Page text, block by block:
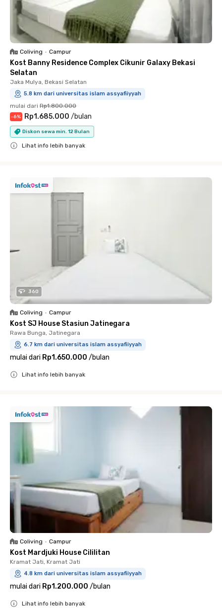
Coliving • Campur
Kost Banny Residence Complex Cikunir Galaxy Bekasi
Selatan
Jaka Mulya, Bekasi Selatan
5.8 km dari universitas islam assyafiiyyah
mulai dari Rp1.800.000
-6% Rp1.685.000 /bulan
Diskon sewa min. 12 Bulan
Lihat info lebih banyak
360
Coliving • Campur
Kost SJ House Stasiun Jatinegara
Rawa Bunga, Jatinegara
6.7 km dari universitas islam assyafiiyyah
mulai dari Rp1.650.000 /bulan
Lihat info lebih banyak
Coliving • Campur
Kost Mardjuki House Cililitan
Kramat Jati, Kramat Jati
4.8 km dari universitas islam assyafiiyyah
mulai dari Rp1.200.000 /bulan
Lihat info lebih banyak